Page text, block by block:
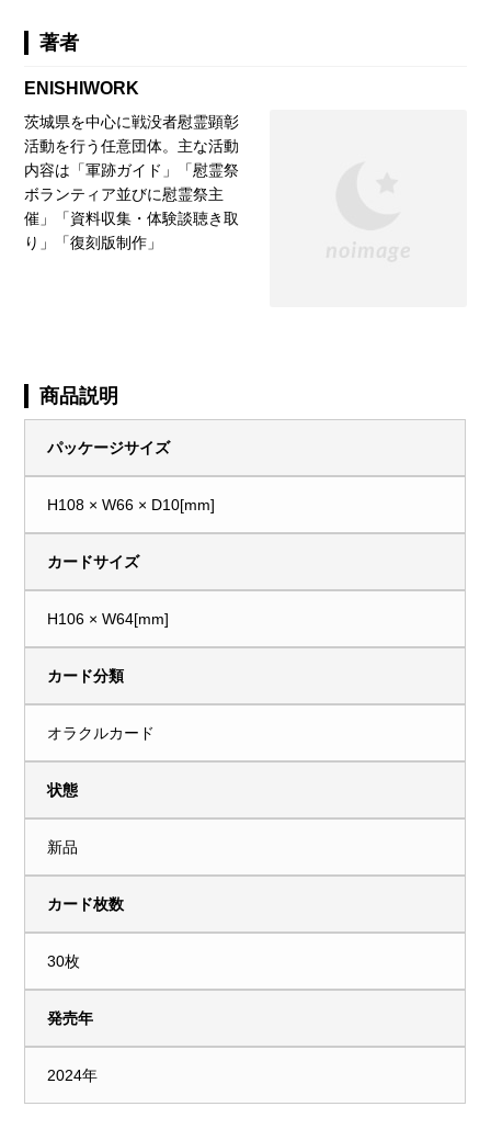
著者
ENISHIWORK
茨城県を中心に戦没者慰霊顕彰
活動を行う任意団体。主な活動
内容は「軍跡ガイド」「慰霊祭
ボランティア並びに慰霊祭主
催」「資料収集・体験談聴き取
り」「復刻版制作」
商品説明
パッケージサイズ
H108 × W66 × D10[mm]
カードサイズ
H106 × W64[mm]
カード分類
オラクルカード
状態
新品
カード枚数
30枚
発売年
2024年